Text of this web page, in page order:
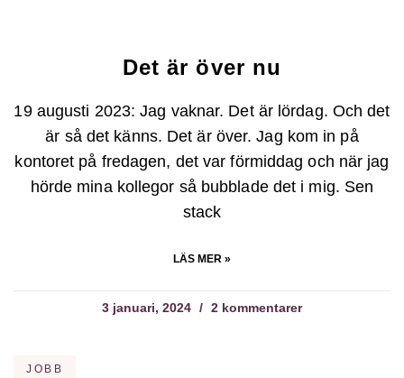
Det är över nu
19 augusti 2023: Jag vaknar. Det är lördag. Och det
är så det känns. Det är över. Jag kom in på
kontoret på fredagen, det var förmiddag och när jag
hörde mina kollegor så bubblade det i mig. Sen
stack
LÄS MER »
3 januari, 2024 2 kommentarer
JOBB